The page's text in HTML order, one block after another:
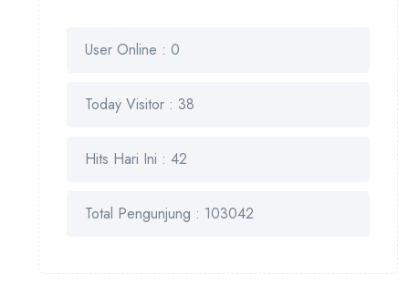
User Online : 0
Today Visitor : 38
Hits Hari Ini : 42
Total Pengunjung : 103042